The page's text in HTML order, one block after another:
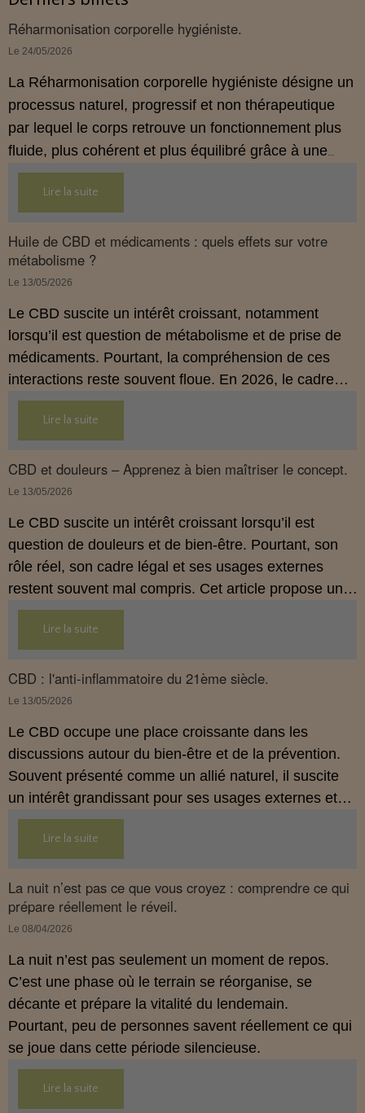
Réharmonisation corporelle hygiéniste.
Le 24/05/2026
La Réharmonisation corporelle hygiéniste désigne un
processus naturel, progressif et non thérapeutique
par lequel le corps retrouve un fonctionnement plus
fluide, plus cohérent et plus équilibré grâce à une
hygiène de vie adaptée.
Lire la suite
Huile de CBD et médicaments : quels effets sur votre
métabolisme ?
Le 13/05/2026
Le CBD suscite un intérêt croissant, notamment
lorsqu’il est question de métabolisme et de prise de
médicaments. Pourtant, la compréhension de ces
interactions reste souvent floue. En 2026, le cadre
légal français impose des règles strictes : seuls les
usages externes du CBD sont autorisés. Cet article
propose une mise au point claire et accessible pour
comprendre comment le CBD s’inscrit dans une
démarche de prévention, sans ingestion et sans
Lire la suite
CBD et douleurs – Apprenez à bien maîtriser le concept.
Le 13/05/2026
Le CBD suscite un intérêt croissant lorsqu’il est
question de douleurs et de bien‑être. Pourtant, son
rôle réel, son cadre légal et ses usages externes
restent souvent mal compris. Cet article propose une
mise au point claire, moderne et conforme à la
réglementation française de 2026, afin de mieux
comprendre comment le CBD s’intègre dans une
approche globale de prévention.
Lire la suite
CBD : l'anti-inflammatoire du 21ème siècle.
Le 13/05/2026
Le CBD occupe une place croissante dans les
discussions autour du bien‑être et de la prévention.
Souvent présenté comme un allié naturel, il suscite
un intérêt grandissant pour ses usages externes et
son interaction avec le système endocannabinoïde.
Cet article propose une mise au point claire, moderne
et conforme à la réglementation française de 2026.
Lire la suite
La nuit n’est pas ce que vous croyez : comprendre ce qui
prépare réellement le réveil.
Le 08/04/2026
La nuit n’est pas seulement un moment de repos.
C’est une phase où le terrain se réorganise, se
décante et prépare la vitalité du lendemain.
Pourtant, peu de personnes savent réellement ce qui
se joue dans cette période silencieuse.
Lire la suite